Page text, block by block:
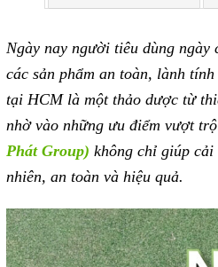
Ngày nay người tiêu dùng ngày
các sản phẩm an toàn, lành
tại HCM là một thảo dược từ
nhờ vào những ưu điểm vượt
Phát Group) không chỉ giúp cải
nhiên, an toàn và hiệu quả.